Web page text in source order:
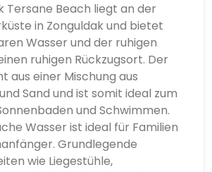
Tersane Beach liegt an der
in Zonguldak und bietet
Wasser und der ruhigen
ruhigen Rückzugsort. Der
aus einer Mischung aus
Sand und ist somit ideal zum
und Schwimmen.
Wasser ist ideal für Familien
Grundlegende
wie Liegestühle,